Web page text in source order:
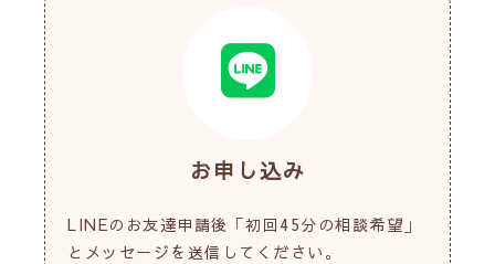
お申し込み
LINEのお友達申請後「初回45分の相談希望」
とメッセージを送信してください。